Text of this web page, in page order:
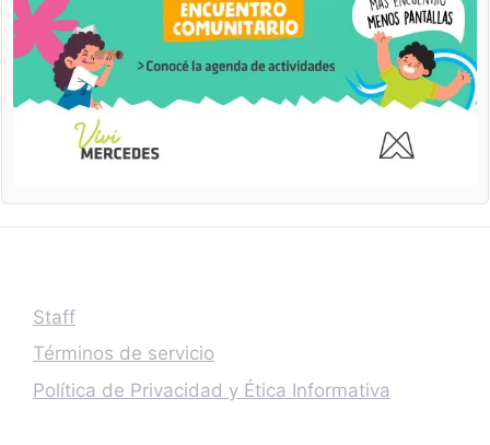
Staff
Términos de servicio
Política de Privacidad y Ética Informativa